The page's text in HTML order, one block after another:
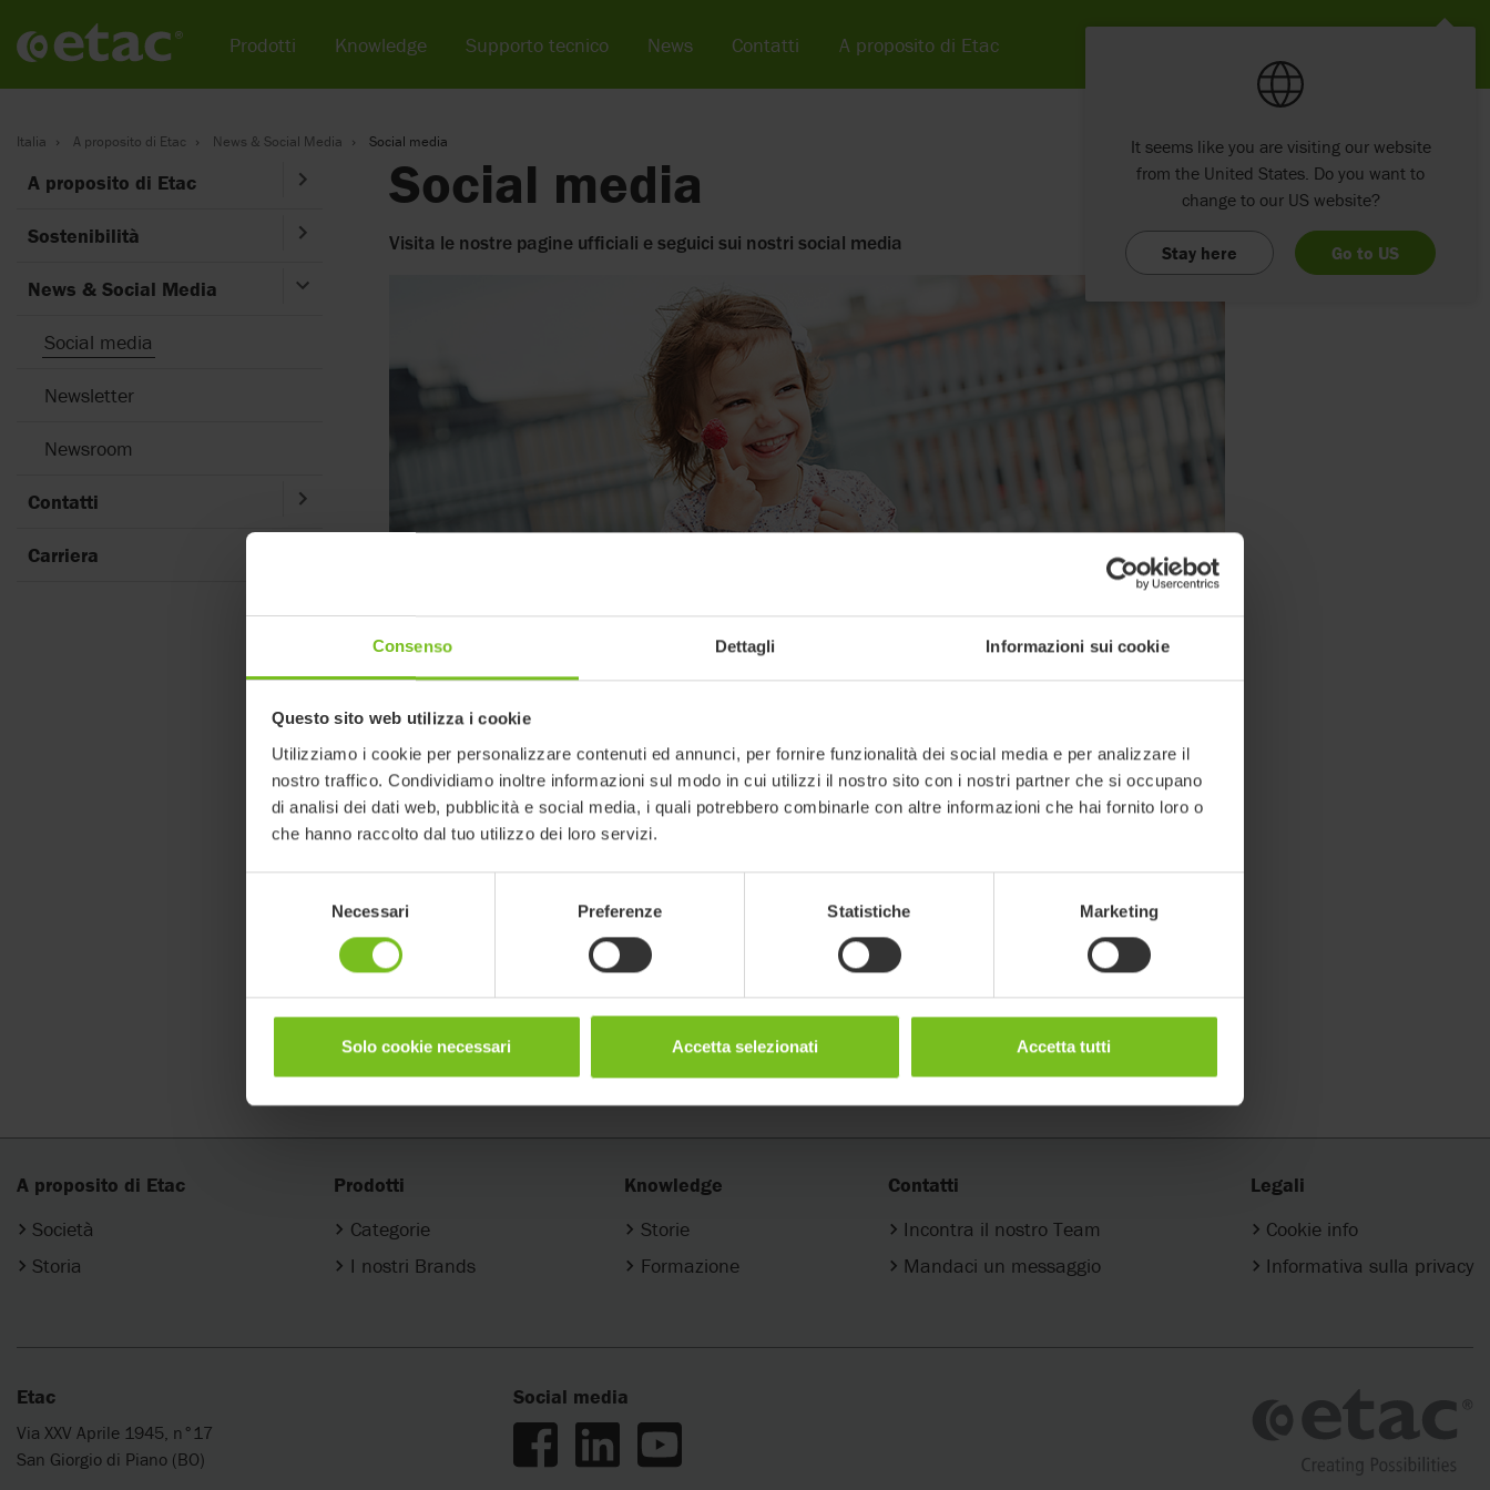
Consenso Dettagli Informazioni sui cookie
Questo sito web utilizza i cookie
Utilizziamo i cookie per personalizzare contenuti ed annunci, per fornire funzionalità dei social media e per analizzare il
nostro traffico. Condividiamo inoltre informazioni sul modo in cui utilizzi il nostro sito con i nostri partner che si occupano
di analisi dei dati web, pubblicità e social media, i quali potrebbero combinarle con altre informazioni che hai fornito loro o
che hanno raccolto dal tuo utilizzo dei loro servizi.
Necessari Preferenze Statistiche Marketing
Solo cookie necessari Accetta selezionati Accetta tutti
Italia A proposito di Etac News & Social Media Social media
A proposito di Etac
Sostenibilità
News & Social Media
Social media
Newsletter
Newsroom
Contatti
Carriera
Social media
Visita le nostre pagine ufficiali e seguici sui nostri social media
R82 - Facebook R82 - Instagram Etac - YouTube
Etac Group - LinkedIn Etac Italy - LinkedIn
A proposito di Etac
Società
Storia
Prodotti
Categorie
I nostri Brands
Knowledge
Storie
Formazione
Contatti
Incontra il nostro Team
Mandaci un messaggio
Legali
Cookie info
Informativa sulla privacy
Etac
Via XXV Aprile 1945, n°17
San Giorgio di Piano (BO)
Social media
Prodotti Knowledge Supporto tecnico News Contatti A proposito di Etac
It seems like you are visiting our website
from the United States. Do you want to
change to our US website?
Stay here Go to US